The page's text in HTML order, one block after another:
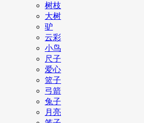
树枝
大树
驴
云彩
小鸟
尺子
爱心
篮子
弓箭
兔子
月亮